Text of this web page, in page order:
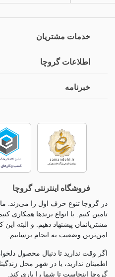
خدمات مشتریان
اطلاعات گروچا
خبرنامه
فروشگاه اینترنتی گروچا
در گروچا تنوع حرف اول را می‌زند.
تامین کنیم. با انواع برندها همکاری
مشتریانمان پیشنهاد دهیم. و البته
امن‌ترین وضعیت به انجام برسانیم.
اگر وقت ندارید تا دنبال محصول
اطمینان ندارید، یا در شهر محل
گروچا اینجاست تا شما را یاری کند.